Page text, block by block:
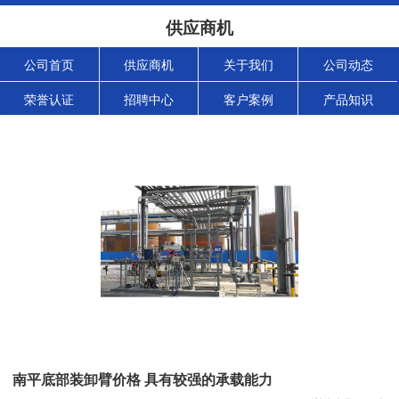
供应商机
公司首页 供应商机 关于我们 公司动态
荣誉认证 招聘中心 客户案例 产品知识
南平底部装卸臂价格 具有较强的承载能力